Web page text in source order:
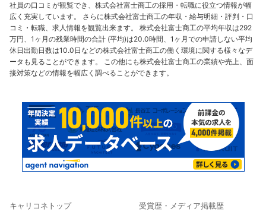
社員の口コミが観覧でき、株式会社富士商工の採用・転職に役立つ情報が幅
広く充実しています。 さらに株式会社富士商工の年収・給与明細・評判・口
コミ・転職、求人情報を観覧出来ます。 株式会社富士商工の平均年収は292
万円、1ヶ月の残業時間の合計 (平均)は20.0時間、1ヶ月での申請しない平均
休日出勤日数は10.0日などの株式会社富士商工の働く環境に関する様々なデ
ータも見ることができます。 この他にも株式会社富士商工の業績や売上、面
接対策などの情報を幅広く調べることができます。
キャリコネトップ 受賞歴・メディア掲載歴